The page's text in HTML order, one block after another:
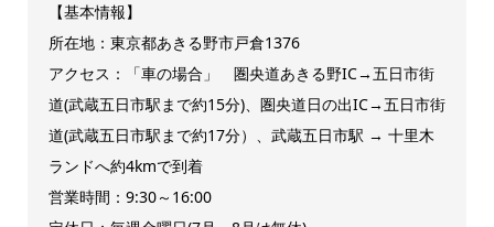
【基本情報】
所在地：東京都あきる野市戸倉1376
アクセス：「車の場合」 圏央道あきる野IC→五日市街
道(武蔵五日市駅まで約15分)、圏央道日の出IC→五日市街
道(武蔵五日市駅まで約17分）、武蔵五日市駅 → 十里木
ランドへ約4kmで到着
営業時間：9:30～16:00